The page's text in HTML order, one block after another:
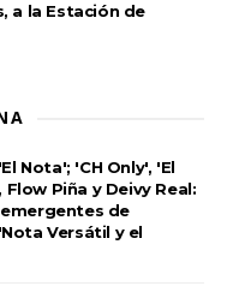
a la Estación de
Nota'; 'CH Only', 'El
Piña y Deivy Real:
de
Versátil y el